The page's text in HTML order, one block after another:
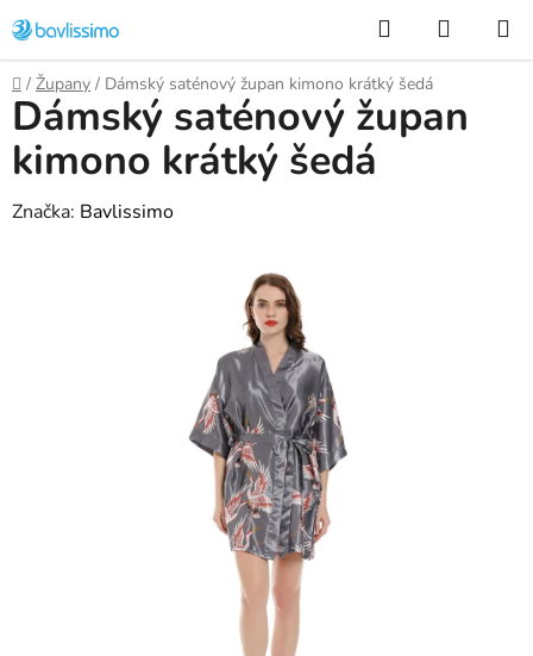
na
obsah
Hledat
KOŠÍK
Domů
/ Župany / Dámský saténový župan kimono krátký šedá
Dámský saténový župan
kimono krátký šedá
Značka: Bavlissimo